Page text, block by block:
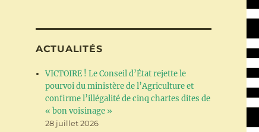
ACTUALITÉS
VICTOIRE ! Le Conseil d’État rejette le
pourvoi du ministère de l’Agriculture et
confirme l’illégalité de cinq chartes dites de
« bon voisinage »
28 juillet 2026